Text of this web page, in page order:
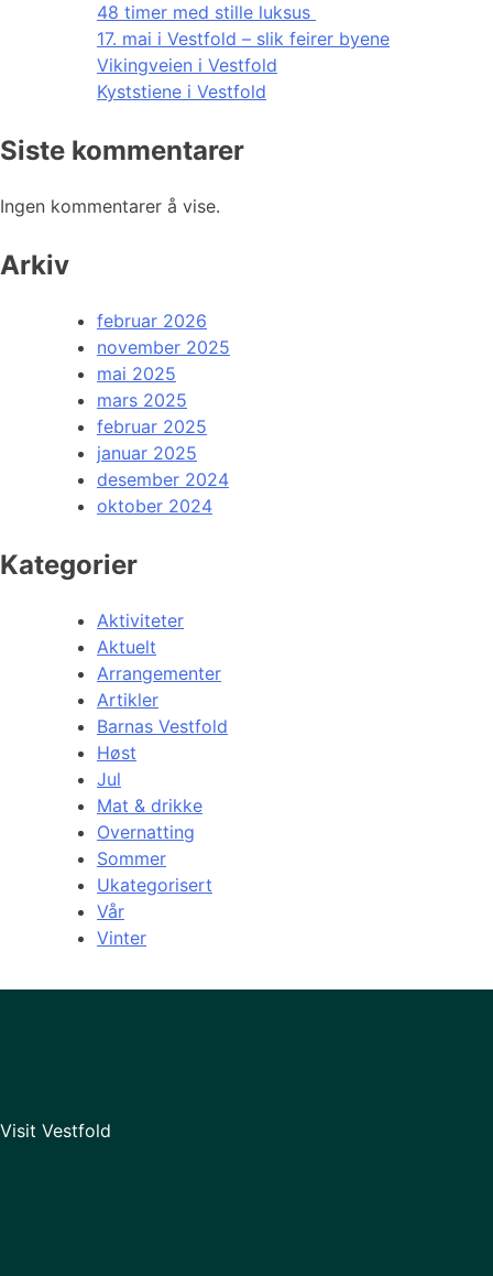
48 timer med stille luksus
17. mai i Vestfold – slik feirer byene
Vikingveien i Vestfold
Kyststiene i Vestfold
Siste kommentarer
Ingen kommentarer å vise.
Arkiv
februar 2026
november 2025
mai 2025
mars 2025
februar 2025
januar 2025
desember 2024
oktober 2024
Kategorier
Aktiviteter
Aktuelt
Arrangementer
Artikler
Barnas Vestfold
Høst
Jul
Mat & drikke
Overnatting
Sommer
Ukategorisert
Vår
Vinter
Visit Vestfold